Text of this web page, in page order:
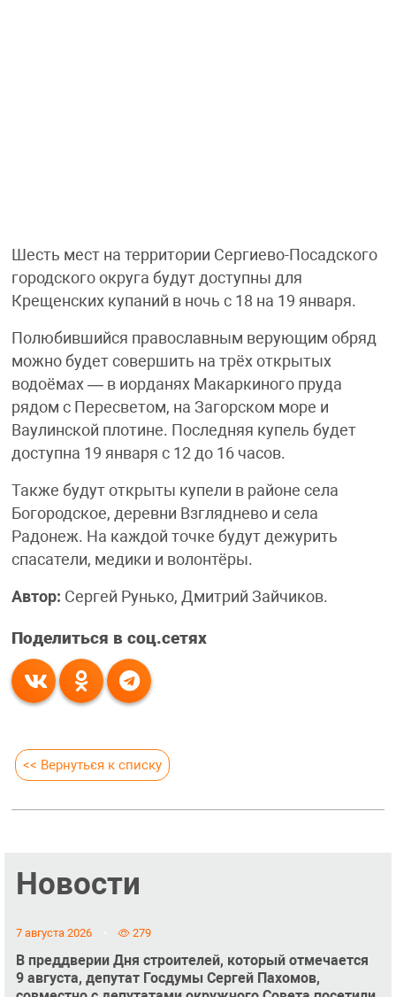
Шесть мест на территории Сергиево-Посадского
городского округа будут доступны для
Крещенских купаний в ночь с 18 на 19 января.
Полюбившийся православным верующим обряд
можно будет совершить на трёх открытых
водоёмах — в иорданях Макаркиного пруда
рядом с Пересветом, на Загорском море и
Ваулинской плотине. Последняя купель будет
доступна 19 января с 12 до 16 часов.
Также будут открыты купели в районе села
Богородское, деревни Взгляднево и села
Радонеж. На каждой точке будут дежурить
спасатели, медики и волонтёры.
Автор: Сергей Рунько, Дмитрий Зайчиков.
Поделиться в соц.сетях
<< Вернуться к списку
Новости
7 августа 2026 279
В преддверии Дня строителей, который отмечается
9 августа, депутат Госдумы Сергей Пахомов,